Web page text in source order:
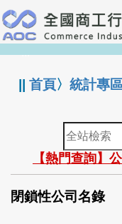
跳
到
主
要
:::
||首頁〉統計專
全
站
檢
索
【熱門查詢】
閉鎖性公司名錄